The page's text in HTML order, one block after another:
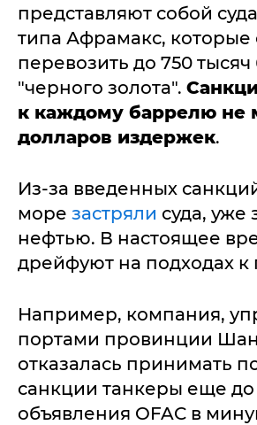
представляют собой суда
типа Афрамакс, которые
перевозить до 750
"черного золота".
к каждому баррелю не
долларов издержек.
Из-за введенных
море застряли суда, уже
нефтью. В настоящее
дрейфуют на подходах к
Например, компания,
портами провинции
отказалась принимать
санкции танкеры еще до
объявления OFAC в